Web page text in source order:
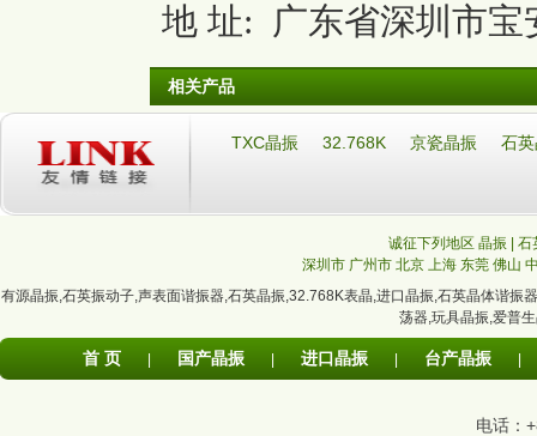
地 址: 广东省深圳市宝
相关产品
TXC晶振 32.768K 京瓷晶振 石
诚征下列地区 晶振 |
深圳市 广州市 北京 上海 东莞 佛山
有源晶振,石英振动子,声表面谐振器,石英晶振,32.768K表晶,进口晶振,石英晶体谐振器
荡器,玩具晶振,爱普
首 页 国产晶振 进口晶振 台产晶振
电话：